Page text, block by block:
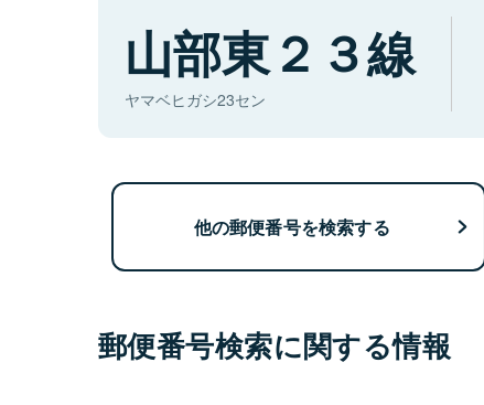
山部東２３線
ヤマベヒガシ23セン
他の郵便番号を検索する
郵便番号検索に関する情報